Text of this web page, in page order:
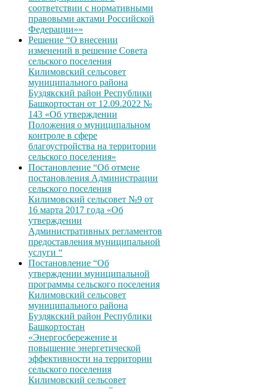
соответствии с нормативными
правовыми актами Российской
Федерации»»
Решение “О внесении
изменений в решение Совета
сельского поселения
Килимовский сельсовет
муниципального района
Буздякский район Республики
Башкортостан от 12.09.2022 №
143 «Об утверждении
Положения о муниципальном
контроле в сфере
благоустройства на территории
сельского поселения»
Постановление “Об отмене
постановления Администрации
сельского поселения
Килимовский сельсовет №9 от
16 марта 2017 года «Об
утверждении
Административных регламентов
предоставления муниципальной
услуги “
Постановление “Об
утверждении муниципальной
программы сельского поселения
Килимовский сельсовет
муниципального района
Буздякский район Республики
Башкортостан
«Энергосбережение и
повышение энергетической
эффективности на территории
сельского поселения
Килимовский сельсовет